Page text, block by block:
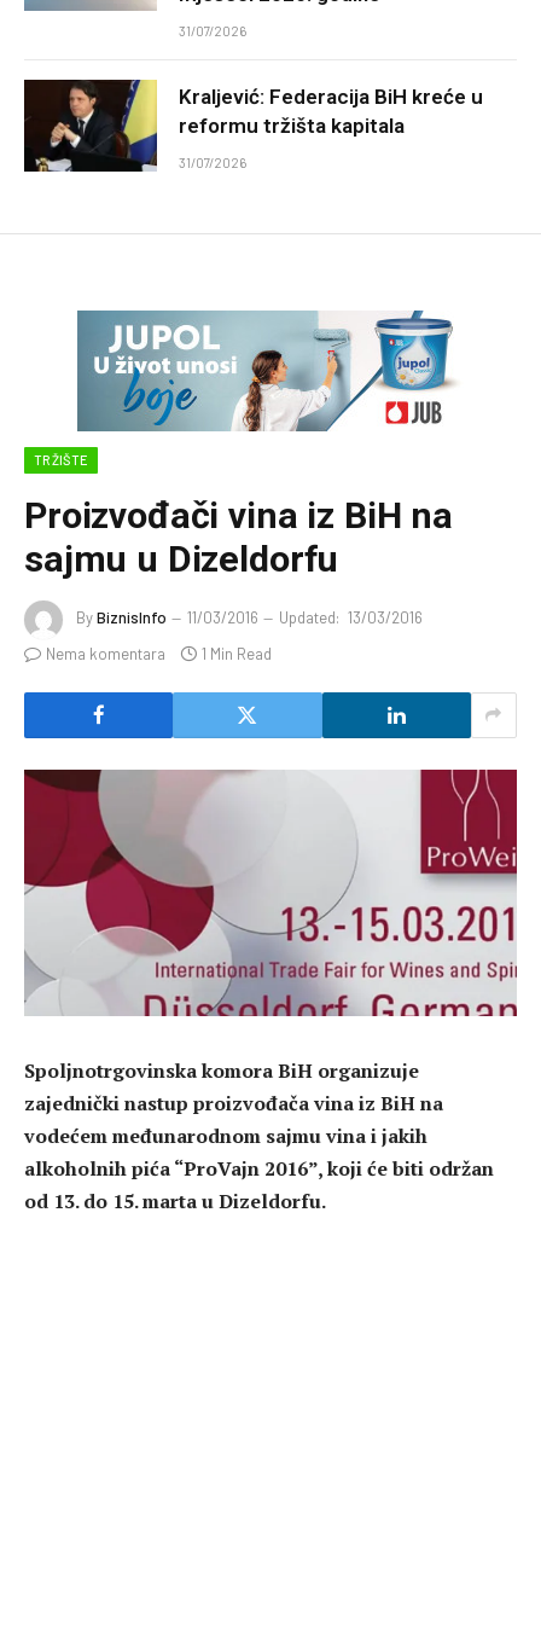
31/07/2026
Kraljević: Federacija BiH kreće u
reformu tržišta kapitala
31/07/2026
TRŽIŠTE
Proizvođači vina iz BiH na
sajmu u Dizeldorfu
ByBiznisInfo 11/03/2016 Updated: 13/03/2016
Nema komentara
1 Min Read
Spoljnotrgovinska komora BiH organizuje
zajednički nastup proizvođača vina iz BiH na
vodećem međunarodnom sajmu vina i jakih
alkoholnih pića “ProVajn 2016”, koji će biti održan
od 13. do 15. marta u Dizeldorfu.